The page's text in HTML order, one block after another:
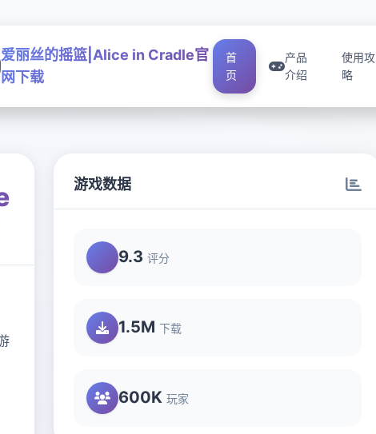
爱丽丝的摇篮|Alice in Cradle官
网下载
首
页
产品
介绍
使用攻
略
游戏数据
9.3 评分
1.5M 下载
600K 玩家